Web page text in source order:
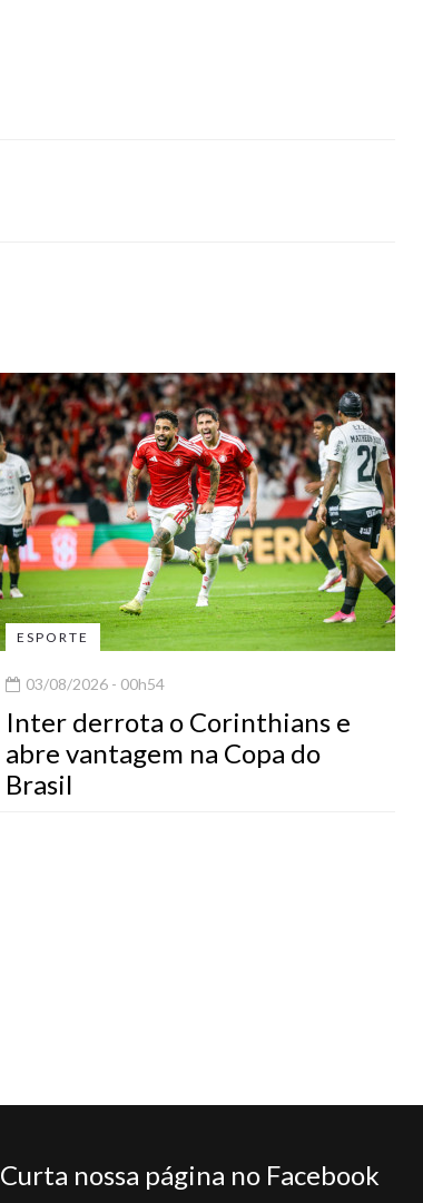
ESPORTE
03/08/2026 - 00h54
Inter derrota o Corinthians e
abre vantagem na Copa do
Brasil
Curta nossa página no Facebook